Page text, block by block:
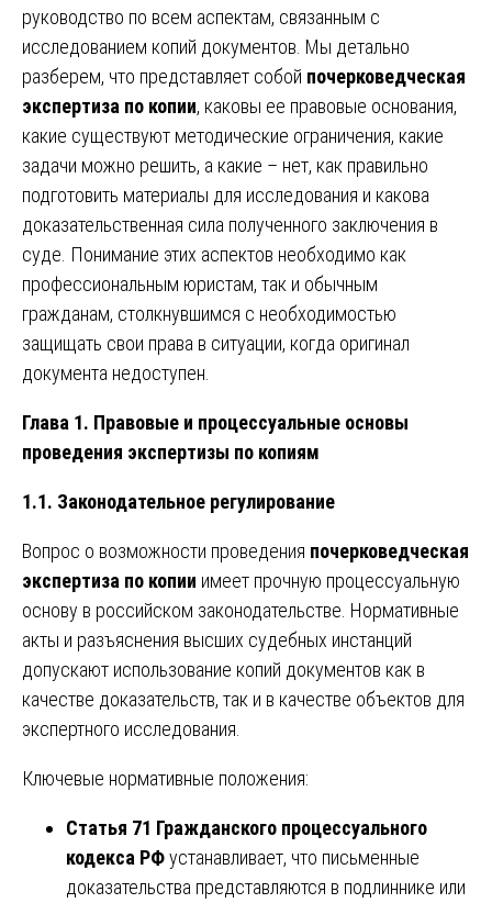
руководство по всем аспектам, связанным с
исследованием копий документов. Мы детально
разберем, что представляет собой почерковедческая
экспертиза по копии, каковы ее правовые основания,
какие существуют методические ограничения, какие
задачи можно решить, а какие – нет, как правильно
подготовить материалы для исследования и какова
доказательственная сила полученного заключения в
суде. Понимание этих аспектов необходимо как
профессиональным юристам, так и обычным
гражданам, столкнувшимся с необходимостью
защищать свои права в ситуации, когда оригинал
документа недоступен.
Глава 1. Правовые и процессуальные основы
проведения экспертизы по копиям
1.1. Законодательное регулирование
Вопрос о возможности проведения почерковедческая
экспертиза по копии имеет прочную процессуальную
основу в российском законодательстве. Нормативные
акты и разъяснения высших судебных инстанций
допускают использование копий документов как в
качестве доказательств, так и в качестве объектов для
экспертного исследования.
Ключевые нормативные положения:
Статья 71 Гражданского процессуального
кодекса РФустанавливает, что письменные
доказательства представляются в подлиннике или